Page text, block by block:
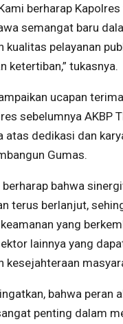
berharap Kapolres
semangat baru
kualitas pelayanan
ketertiban,” tukasnya.
ucapan
sebelumnya AKBP
atas dedikasi dan
Gumas.
bahwa
terus berlanjut,
yang
lainnya yang
kesejahteraan
bahwa peran
penting dalam